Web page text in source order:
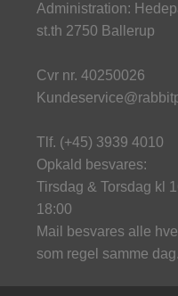
Administration:
st.th 2750 Ballerup
Cvr nr. 40250026
Tlf. (+45) 3939 4010
Opkald besvares:
Tirsdag & Torsdag kl
18:00
Mail besvares alle
som regel samme dag.